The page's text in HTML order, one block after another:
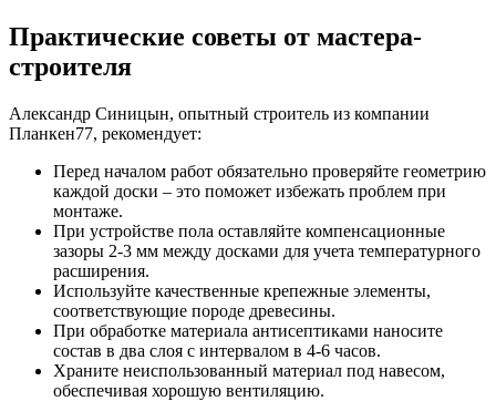
Практические советы от мастера-
строителя
Александр Синицын, опытный строитель из компании
Планкен77, рекомендует:
Перед началом работ обязательно проверяйте геометрию
каждой доски – это поможет избежать проблем при
монтаже.
При устройстве пола оставляйте компенсационные
зазоры 2-3 мм между досками для учета температурного
расширения.
Используйте качественные крепежные элементы,
соответствующие породе древесины.
При обработке материала антисептиками наносите
состав в два слоя с интервалом в 4-6 часов.
Храните неиспользованный материал под навесом,
обеспечивая хорошую вентиляцию.